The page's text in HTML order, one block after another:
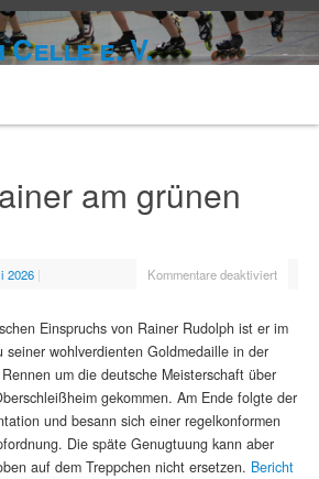
Celle e. V.
am grünen
2026 | Kommentare deaktiviert
Einspruchs von Rainer Rudolph ist er im
seiner wohlverdienten Goldmedaille in der
um die deutsche Meisterschaft über
gekommen. Am Ende folgte der
und besann sich einer regelkonformen
Die späte Genugtuung kann aber
auf dem Treppchen nicht ersetzen. Bericht